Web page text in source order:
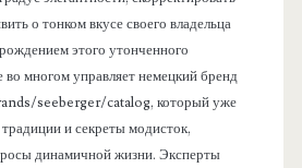
о тонком вкусе своего владельца
этого утонченного
во многом управляет немецкий бренд
seeberger/catalog, который уже
традиции и секреты модисток,
динамичной жизни. Эксперты